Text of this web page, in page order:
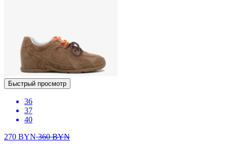
Быстрый просмотр
36
37
40
270 BYN360BYN